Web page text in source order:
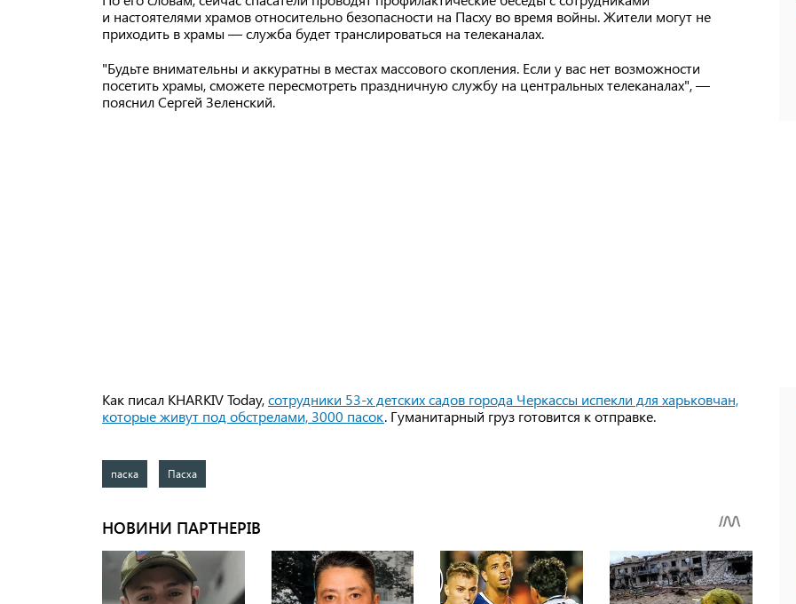
и настоятелями храмов относительно безопасности на Пасху во время войны. Жители могут не
приходить в храмы — служба будет транслироваться на телеканалах.
"Будьте внимательны и аккуратны в местах массового скопления. Если у вас нет возможности
посетить храмы, сможете пересмотреть праздничную службу на центральных телеканалах", —
пояснил Сергей Зеленский.
Как писал KHARKIV Today,сотрудники 53-х детских садов города Черкассы испекли для харьковчан,
которые живут под обстрелами, 3000 пасок. Гуманитарный груз готовится к отправке.
паска Пасха